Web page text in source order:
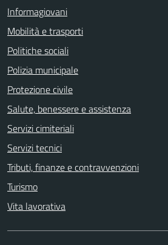
Informagiovani
Mobilità e trasporti
Politiche sociali
Polizia municipale
Protezione civile
Salute, benessere e assistenza
Servizi cimiteriali
Servizi tecnici
Tributi, finanze e contravvenzioni
Turismo
Vita lavorativa